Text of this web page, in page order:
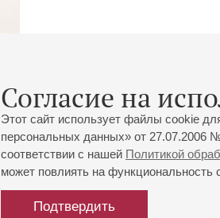
Согласие на
Этот сайт использует файлы cookie
персональных данных» от 27.07.2006
соответствии с нашей Политикой
может повлиять на функциональность
Подтвердить